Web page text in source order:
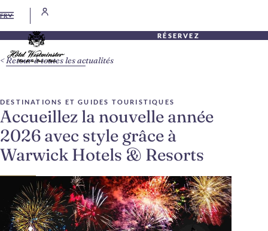
FR
RÉSERVEZ
DESTINATIONS ET GUIDES TOURISTIQUES
Accueillez la nouvelle année
2026 avec style grâce à
Warwick Hotels & Resorts
Retour à toutes les actualités